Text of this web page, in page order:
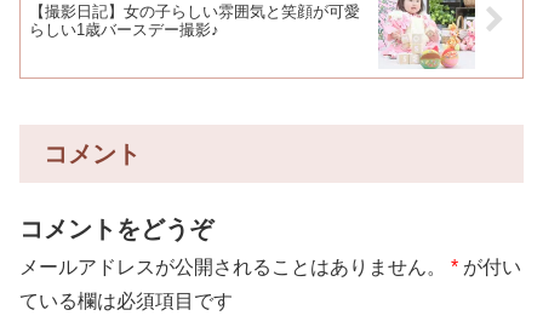
【撮影日記】女の子らしい雰囲気と笑顔が可愛
らしい1歳バースデー撮影♪
コメント
コメントをどうぞ
メールアドレスが公開されることはありません。 * が付い
ている欄は必須項目です